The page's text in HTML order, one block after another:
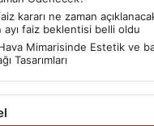
kararı ne zaman
ayı faiz beklentisi belli oldu
Mimarisinde Estetik ve
Tasarımları